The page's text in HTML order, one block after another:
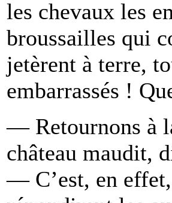
les chevaux les
broussailles qui
jetèrent à terre,
embarrassés !
— Retournons à
château maudit,
— C’est, en